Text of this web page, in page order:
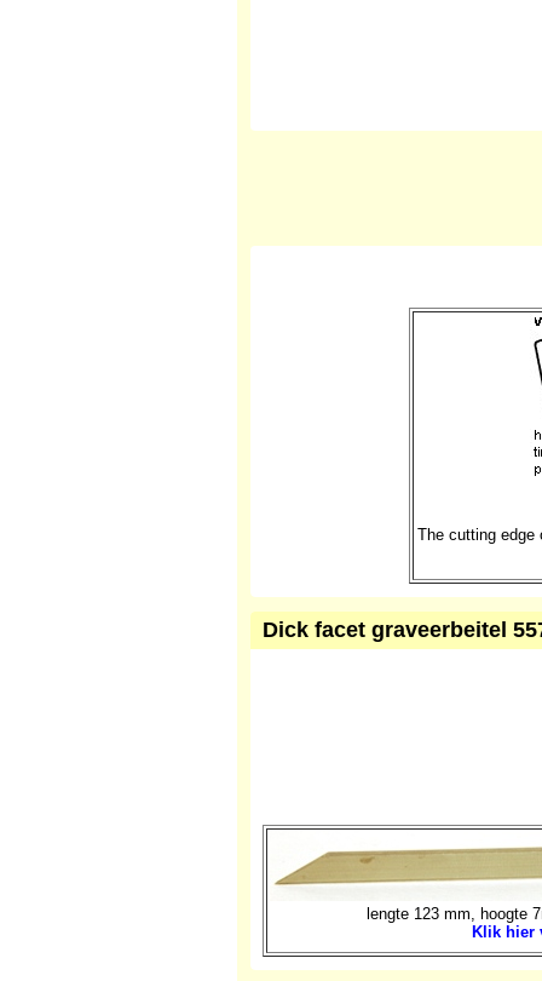
The cutting edge
Dick facet graveerbeitel
lengte 123 mm, hoogte
Klik hier